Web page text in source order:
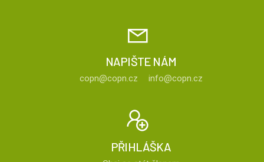
NAPIŠTE NÁM
copn@copn.cz info@copn.cz
PŘIHLÁŠKA